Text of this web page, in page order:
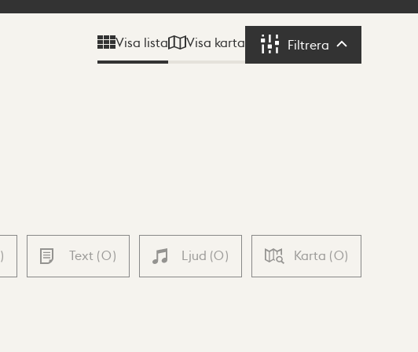
Visa lista Visa karta Filtrera Filtrera
) Text (0) Ljud (0) Karta (0)